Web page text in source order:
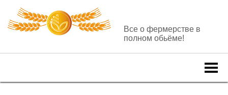
Все о фермерстве в
полном обьёме!